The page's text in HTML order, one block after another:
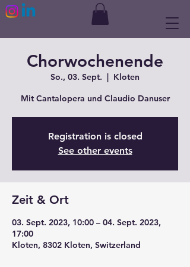
Chorwochenende
So., 03. Sept.
  |
Kloten
Mit Cantalopera und Claudio Danuser
Registration is closed
See other events
Zeit & Ort
03. Sept. 2023, 10:00 – 04. Sept. 2023,
17:00
Kloten, 8302 Kloten, Switzerland